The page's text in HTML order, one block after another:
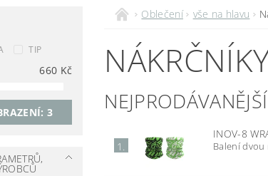
KAMENNÁ PRODEJNA
OSOBNÍCH ÚDAJŮ
TIP
660 Kč
3
Oblečení vše na hlavu
NEJPRODÁVANĚJŠÍ
1.
INOV-8
Balení dvou